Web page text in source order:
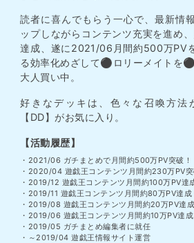
読者に喜んでもらう一心で、最新情
ップしながらコンテンツ充実を進め
達成、遂に2021/06月間約500万PV
る効率化めざして⚫︎ロリーメイトを
大人買い中。
好きなデッキは、色々な召喚方法
【DD】がお気に入り。
【活動履歴】
・2021/06 ガチまとめで月間約500万PV突破！
・2020/04 遊戯王コンテンツ月間約230万PV突
・2019/12 遊戯王コンテンツ月間約100万PV達
・2019/11 遊戯王コンテンツ月間約80万PV達成
・2019/08 遊戯王コンテンツ月間約20万PV達成
・2019/06 遊戯王コンテンツ月間約10万PV達成
・2019/05 ガチまとめ編集者に就任
・～2019/04 遊戯王情報サイト運営